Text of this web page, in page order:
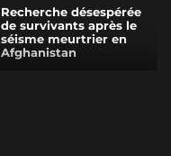
Recherche désespérée
de survivants après le
séisme meurtrier en
Afghanistan